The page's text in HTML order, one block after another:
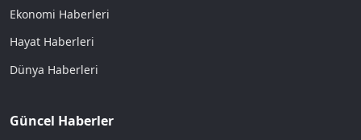
Ekonomi Haberleri
Hayat Haberleri
Dünya Haberleri
Güncel Haberler